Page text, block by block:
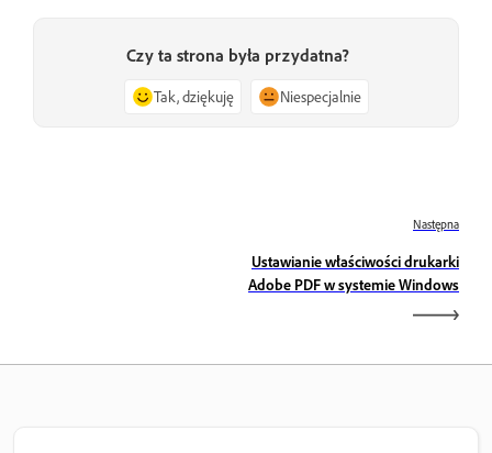
Czy ta strona była przydatna?
Tak, dziękuję Niespecjalnie
Następna
Ustawianie właściwości drukarki
Adobe PDF w systemie Windows